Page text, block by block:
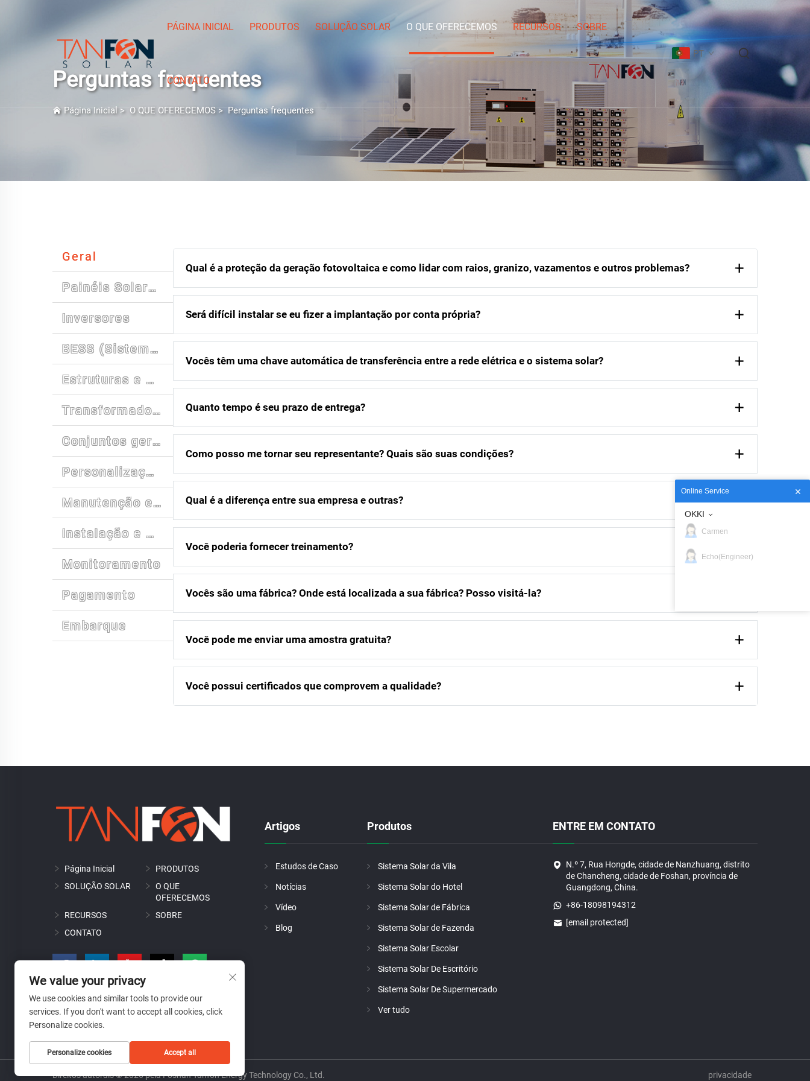
PÁGINA INICIAL PRODUTOS SOLUÇÃO SOLAR O QUE OFERECEMOS RECURSOS SOBRE
CONTATO
PT
Perguntas frequentes
Página Inicial > O QUE OFERECEMOS > Perguntas frequentes
Geral
Painéis Solares
Inversores
BESS (Sistema de Armazenamento de Energia por Bateria)
Estruturas e Montagem
Transformadores
Conjuntos geradores
Personalização
Manutenção e Suporte
Instalação e Treinamento
Monitoramento
Pagamento
Embarque
Qual é a proteção da geração fotovoltaica e como lidar com raios, granizo, vazamentos e outros problemas?
Será difícil instalar se eu fizer a implantação por conta própria?
Vocês têm uma chave automática de transferência entre a rede elétrica e o sistema solar?
Quanto tempo é seu prazo de entrega?
Como posso me tornar seu representante? Quais são suas condições?
Qual é a diferença entre sua empresa e outras?
Você poderia fornecer treinamento?
Vocês são uma fábrica? Onde está localizada a sua fábrica? Posso visitá-la?
Você pode me enviar uma amostra gratuita?
Você possui certificados que comprovem a qualidade?
Página Inicial
PRODUTOS
SOLUÇÃO SOLAR
O QUE
OFERECEMOS
RECURSOS
SOBRE
CONTATO
Artigos
Estudos de Caso
Notícias
Vídeo
Blog
Produtos
Sistema Solar da Vila
Sistema Solar do Hotel
Sistema Solar de Fábrica
Sistema Solar de Fazenda
Sistema Solar Escolar
Sistema Solar De Escritório
Sistema Solar De Supermercado
Ver tudo
ENTRE EM CONTATO
N.º 7, Rua Hongde, cidade de Nanzhuang, distrito
de Chancheng, cidade de Foshan, província de
Guangdong, China.
+86-18098194312
[email protected]
Direitos autorais © 2026 pela Foshan Tanfon Energy Technology Co., Ltd. privacidade
Online Service
OKKI
Carmen
Echo(Engineer)
We value your privacy
We use cookies and similar tools to provide our
services. If you don't want to accept all cookies, click
Personalize cookies.
Personalize cookies Accept all